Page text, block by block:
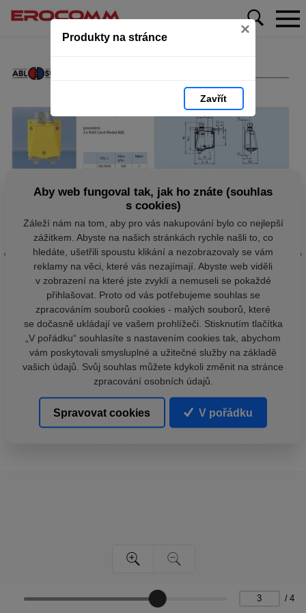
Produkty na stránce ×
Zavřít
/ 4
Aby web fungoval tak, jak ho znáte (souhlas
s cookies)
Záleží nám na tom, aby pro vás nakupování bylo co nejlepší
zážitkem. Abyste na našich stránkách rychle našli to, co
hledáte, ušetřili spoustu klikání a nezobrazovaly se vám
reklamy na věci, které vás nezajímají. Abyste web viděli
v zobrazení na které jste zvyklí a nemuseli se pokaždé
přihlašovat. Proto od vás potřebujeme souhlas se
zpracováním souborů cookies - malých souborů, které
se dočasně ukládají ve vašem prohlížeči. Stisknutím tlačítka
„V pořádku“ souhlasíte s nastavením cookies tak, abychom
vám poskytovali smysluplné a užitečné služby na základě
vašich údajů. Svůj souhlas můžete kdykoli změnit na stránce
zpracování osobních údajů.
Spravovat cookies V pořádku